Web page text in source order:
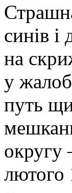
синів
на
у
путь
лютого